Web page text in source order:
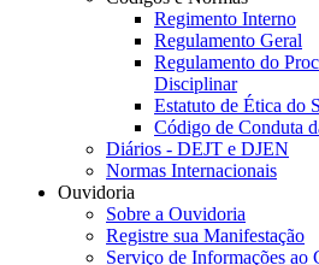
Regimento Interno
Regulamento Geral
Regulamento do
Disciplinar
Estatuto de Ética do
Código de Conduta
Diários - DEJT e DJEN
Normas Internacionais
Ouvidoria
Sobre a Ouvidoria
Registre sua Manifestação
Serviço de Informações ao